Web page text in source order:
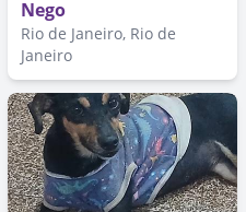
Nego
Rio de Janeiro, Rio de
Janeiro